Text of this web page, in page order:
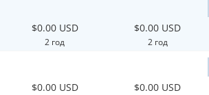
$0.00 USD
2 год
$0.00 USD
2 год
$0.00 USD $0.00 USD